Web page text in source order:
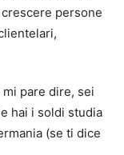
persone
pare dire, sei
hai i soldi studia
(se ti dice